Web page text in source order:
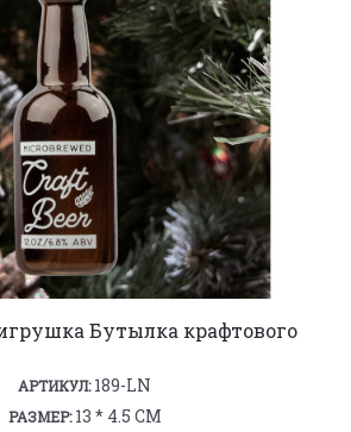
Бутылка крафтового
АРТИКУЛ:189-LN
РАЗМЕР:13 * 4.5 СМ